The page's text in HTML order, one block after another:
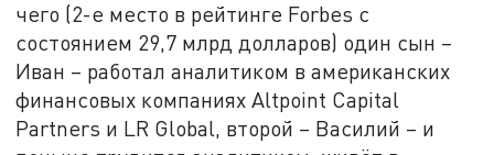
чего (2-е место в рейтинге Forbes с
состоянием 29,7 млрд долларов) один сын –
Иван – работал аналитиком в американских
финансовых компаниях Altpoint Capital
Partners и LR Global, второй – Василий – и